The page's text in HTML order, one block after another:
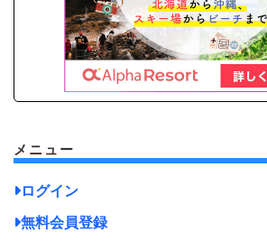
メニュー
ログイン
無料会員登録